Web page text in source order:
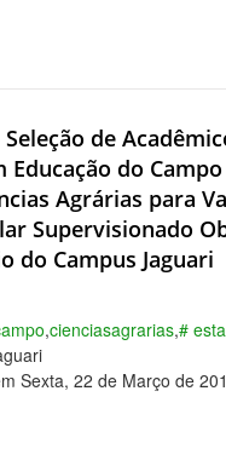
de
Educação do
Agrárias para
Supervisionado
do Campus Jaguari
,cienciasagrarias,#
Sexta, 22 de Março de